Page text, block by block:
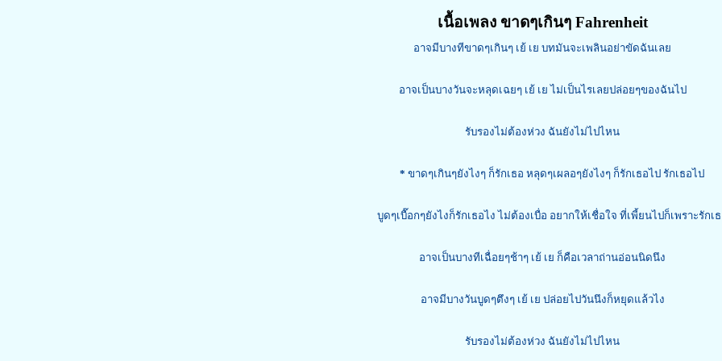
เนื้อเพลง ขาดๆเกินๆ Fahrenheit
อาจมีบางทีขาดๆเกินๆ เย้ เย บทมันจะเพลินอย่าขัดฉันเลย
อาจเป็นบางวันจะหลุดเฉยๆ เย้ เย ไม่เป็นไรเลยปล่อยๆของฉันไป
รับรองไม่ต้องห่วง ฉันยังไม่ไปไหน
* ขาดๆเกินๆยังไงๆ ก็รักเธอ หลุดๆเผลอๆยังไงๆ ก็รักเธอไป รักเธอไป
บูดๆเบื๊อกๆยังไงก็รักเธอไง ไม่ต้องเบื่อ อยากให้เชื่อใจ ที่เพี้ยนไปก็เพราะรักเ
อาจเป็นบางทีเฉื่อยๆช้าๆ เย้ เย ก็คือเวลาถ่านอ่อนนิดนึง
อาจมีบางวันบูดๆตึงๆ เย้ เย ปล่อยไปวันนึงก็หยุดแล้วไง
รับรองไม่ต้องห่วง ฉันยังไม่ไปไหน